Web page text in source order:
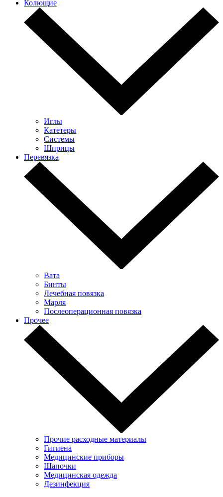
Колющие
Иглы
Катетеры
Системы
Шприцы
Перевязка
Вата
Бинты
Лечебная повязка
Марля
Послеоперационная повязка
Прочее
Прочие расходные материалы
Гигиена
Медицинские приборы
Шапочки
Медицинская одежда
Дезинфекция